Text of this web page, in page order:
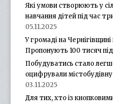
Які умови створюють у
навчання дітей під час
05.11.2025
У громаді на
Пропонують 100 тисяч
Побудуватись стало
оцифрували
03.11.2025
Для тих, хто із